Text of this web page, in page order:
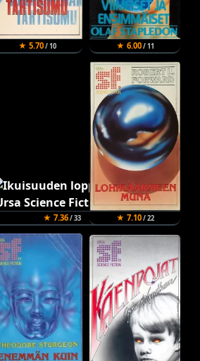
★ 5.70/ 10 ★ 6.00/ 11
★ 7.36/ 33 ★ 7.10/ 22